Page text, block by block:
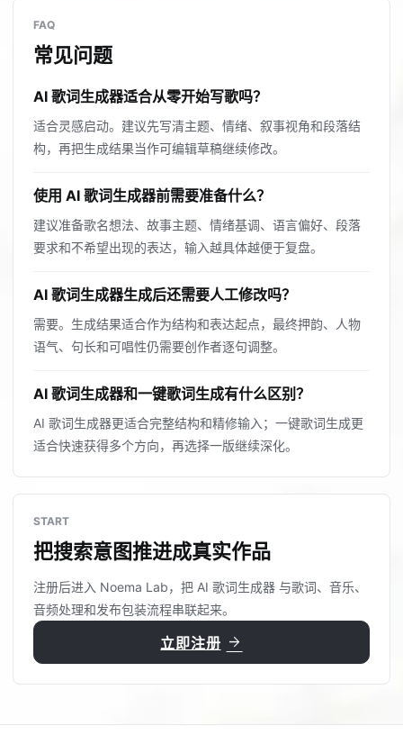
FAQ
常见问题
AI 歌词生成器适合从零开始写歌吗？
适合灵感启动。建议先写清主题、情绪、叙事视角和段落结
构，再把生成结果当作可编辑草稿继续修改。
使用 AI 歌词生成器前需要准备什么？
建议准备歌名想法、故事主题、情绪基调、语言偏好、段落
要求和不希望出现的表达，输入越具体越便于复盘。
AI 歌词生成器生成后还需要人工修改吗？
需要。生成结果适合作为结构和表达起点，最终押韵、人物
语气、句长和可唱性仍需要创作者逐句调整。
AI 歌词生成器和一键歌词生成有什么区别？
AI 歌词生成器更适合完整结构和精修输入；一键歌词生成更
适合快速获得多个方向，再选择一版继续深化。
START
把搜索意图推进成真实作品
注册后进入 Noema Lab，把 AI 歌词生成器 与歌词、音乐、
音频处理和发布包装流程串联起来。
立即注册 arrow_forward